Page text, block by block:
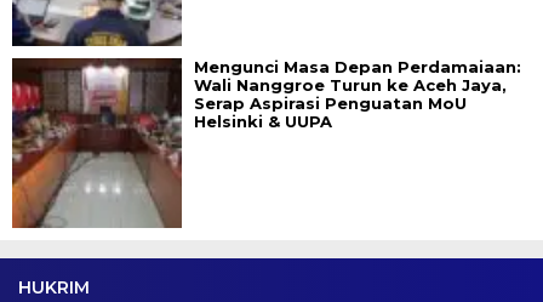
Mengunci Masa Depan Perdamaiaan:
Wali Nanggroe Turun ke Aceh Jaya,
Serap Aspirasi Penguatan MoU
Helsinki & UUPA
HUKRIM